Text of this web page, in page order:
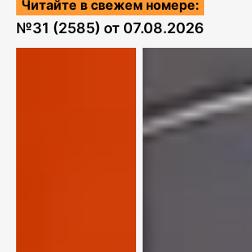
Читайте в свежем номере:
№31 (2585) от 07.08.2026